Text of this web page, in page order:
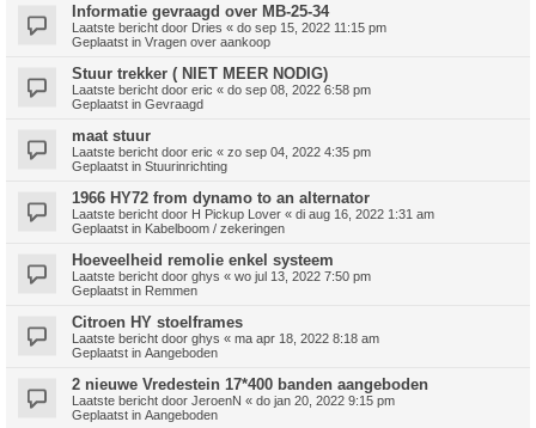
Informatie gevraagd over MB-25-34
Laatste bericht door Dries « do sep 15, 2022 11:15 pm
Geplaatst in Vragen over aankoop
Stuur trekker ( NIET MEER NODIG)
Laatste bericht door eric « do sep 08, 2022 6:58 pm
Geplaatst in Gevraagd
maat stuur
Laatste bericht door eric « zo sep 04, 2022 4:35 pm
Geplaatst in Stuurinrichting
1966 HY72 from dynamo to an alternator
Laatste bericht door H Pickup Lover « di aug 16, 2022 1:31 am
Geplaatst in Kabelboom / zekeringen
Hoeveelheid remolie enkel systeem
Laatste bericht door ghys « wo jul 13, 2022 7:50 pm
Geplaatst in Remmen
Citroen HY stoelframes
Laatste bericht door ghys « ma apr 18, 2022 8:18 am
Geplaatst in Aangeboden
2 nieuwe Vredestein 17*400 banden aangeboden
Laatste bericht door JeroenN « do jan 20, 2022 9:15 pm
Geplaatst in Aangeboden